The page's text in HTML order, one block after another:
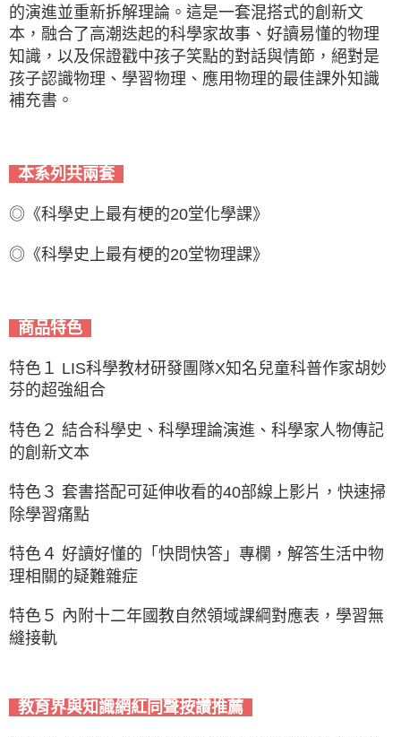
的演進並重新拆解理論。這是一套混搭式的創新文
本，融合了高潮迭起的科學家故事、好讀易懂的物理
知識，以及保證戳中孩子笑點的對話與情節，絕對是
孩子認識物理、學習物理、應用物理的最佳課外知識
補充書。
本系列共兩套
◎《科學史上最有梗的20堂化學課》
◎《科學史上最有梗的20堂物理課》
商品特色
特色１ LIS科學教材研發團隊X知名兒童科普作家胡妙
芬的超強組合
特色２ 結合科學史、科學理論演進、科學家人物傳記
的創新文本
特色３ 套書搭配可延伸收看的40部線上影片，快速掃
除學習痛點
特色４ 好讀好懂的「快問快答」專欄，解答生活中物
理相關的疑難雜症
特色５ 內附十二年國教自然領域課綱對應表，學習無
縫接軌
教育界與知識網紅同聲按讚推薦